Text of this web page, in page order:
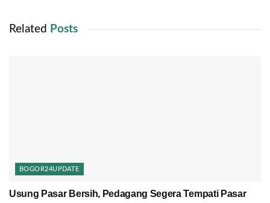
Related Posts
BOGOR24UPDATE
Usung Pasar Bersih, Pedagang Segera Tempati Pasar